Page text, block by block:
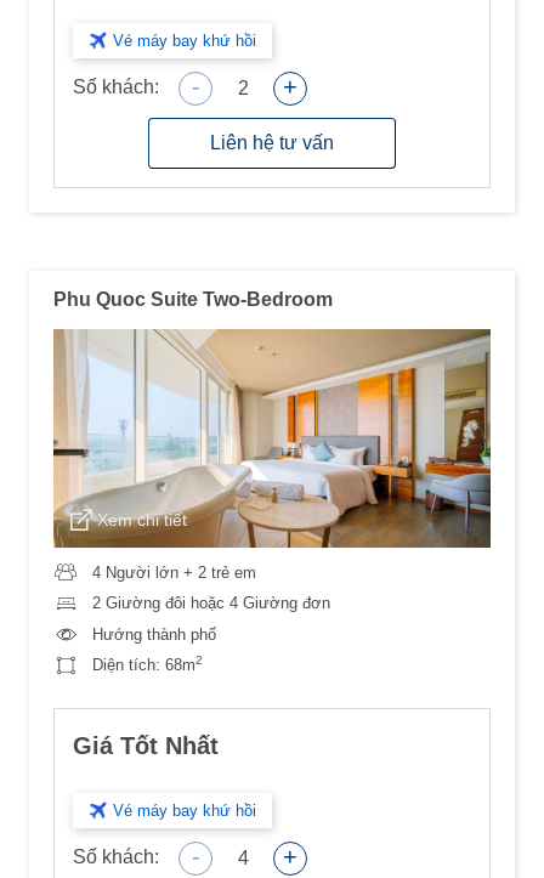
Vé máy bay khứ hồi
Số khách: - 2 +
Liên hệ tư vấn
Phu Quoc Suite Two-Bedroom
Xem chi tiết
4 Người lớn + 2 trẻ em
2 Giường đôi hoặc 4 Giường đơn
Hướng thành phố
Diện tích: 68m2
Giá Tốt Nhất
Vé máy bay khứ hồi
Số khách: - 4 +